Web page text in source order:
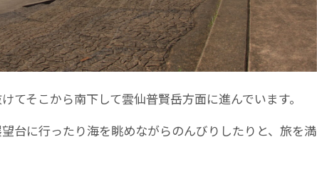
てそこから南下して雲仙普賢岳方面に進んでいます。
台に行ったり海を眺めながらのんびりしたりと、旅を満